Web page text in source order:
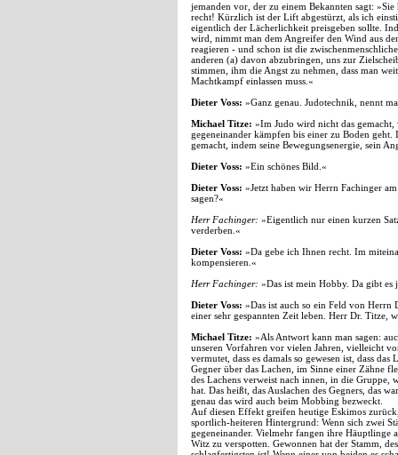
jemanden vor, der zu einem Bekannten sagt:
recht! Kürzlich ist der Lift abgestürzt, als ich
eigentlich der Lächerlichkeit preisgeben sollte.
wird, nimmt man dem Angreifer den Wind aus
reagieren - und schon ist die
anderen (a) davon abzubringen, uns zur
stimmen, ihm die Angst zu nehmen, dass man
Machtkampf einlassen muss.«
Dieter Voss: »Ganz genau. Judotechnik, nennt
Michael Titze: »Im Judo wird nicht das gemacht,
gegeneinander kämpfen bis einer zu Boden
gemacht, indem seine Bewegungsenergie, sein
Dieter Voss: »Ein schönes Bild.«
Dieter Voss: »Jetzt haben wir Herrn Fachinger
sagen?«
Herr Fachinger: »Eigentlich nur einen kurzen
verderben.«
Dieter Voss: »Da gebe ich Ihnen recht. Im
kompensieren.«
Herr Fachinger: »Das ist mein Hobby. Da gibt es
Dieter Voss: »Das ist auch so ein Feld von Herrn
einer sehr gespannten Zeit leben. Herr Dr. Titze,
Michael Titze: »Als Antwort kann man sagen:
unseren Vorfahren vor vielen Jahren, vielleicht
vermutet, dass es damals so gewesen ist, dass
Gegner über das Lachen, im Sinne einer Zähne
des Lachens verweist nach innen, in die Gruppe,
hat. Das heißt, das Auslachen des Gegners, das
genau das wird auch beim Mobbing bezweckt.
Auf diesen Effekt greifen heutige Eskimos
sportlich-heiteren Hintergrund: Wenn sich zwei
gegeneinander. Vielmehr fangen ihre Häuptlinge
Witz zu verspotten. Gewonnen hat der Stamm,